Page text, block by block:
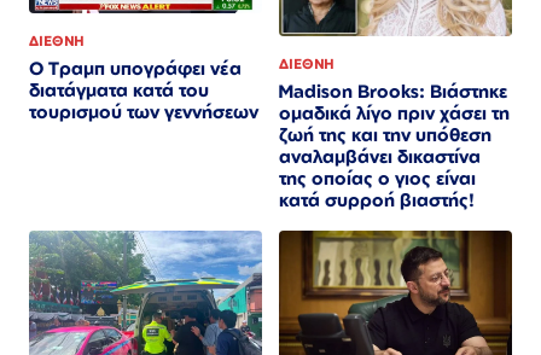
ΔΙΕΘΝΗ
Ο Τραμπ υπογράφει νέα
διατάγματα κατά του
τουρισμού των γεννήσεων
ΔΙΕΘΝΗ
Madison Brooks: Βιάστηκε
ομαδικά λίγο πριν χάσει τη
ζωή της και την υπόθεση
αναλαμβάνει δικαστίνα
της οποίας ο γιος είναι
κατά συρροή βιαστής!